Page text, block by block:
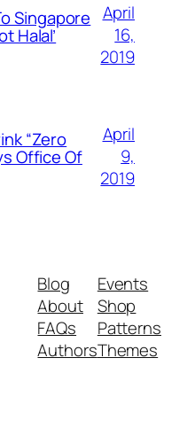
Singapore
Halal’
April
16,
2019
“Zero
Office Of
April
9,
2019
Blog
About
FAQs
Authors
Events
Shop
Patterns
Themes